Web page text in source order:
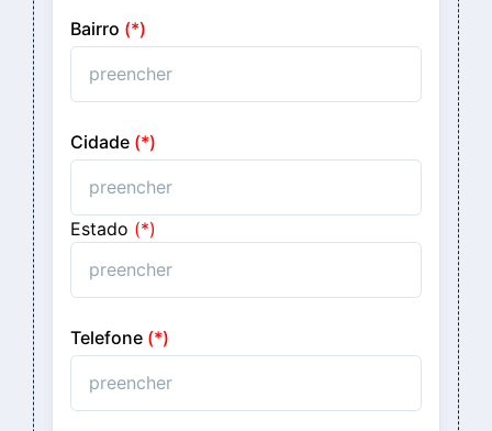
Bairro (*)
Cidade (*)
Estado (*)
Telefone (*)